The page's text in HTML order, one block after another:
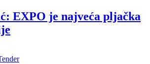
EXPO je najveća pljačka